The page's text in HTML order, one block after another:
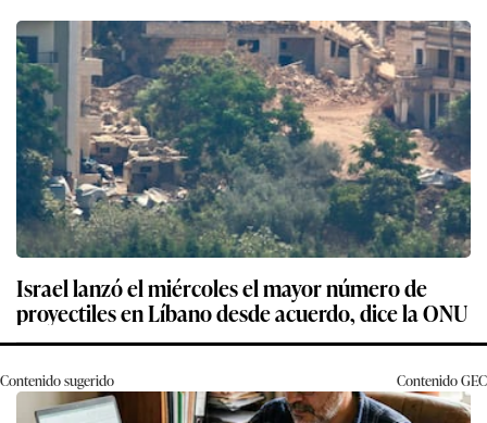
Israel lanzó el miércoles el mayor número de
proyectiles en Líbano desde acuerdo, dice la ONU
Contenido sugerido ContenidoGEC